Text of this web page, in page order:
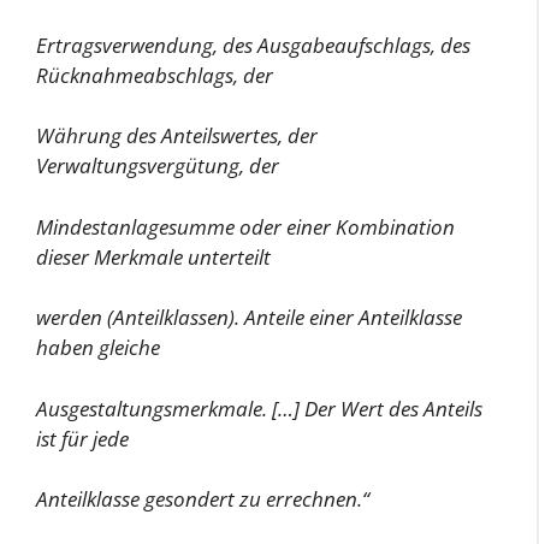
Ertragsverwendung, des Ausgabeaufschlags, des
Rücknahmeabschlags, der
Währung des Anteilswertes, der
Verwaltungsvergütung, der
Mindestanlagesumme oder einer Kombination
dieser Merkmale unterteilt
werden (Anteilklassen). Anteile einer Anteilklasse
haben gleiche
Ausgestaltungsmerkmale. […] Der Wert des Anteils
ist für jede
Anteilklasse gesondert zu errechnen.“